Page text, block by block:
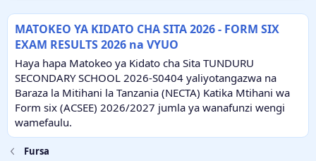
h
o
r
a
t
i
n
d
a
t
e
MATOKEO YA KIDATO CHA SITA 2026 - FORM SIX
EXAM RESULTS 2026 na VYUO
Haya hapa Matokeo ya Kidato cha Sita TUNDURU
SECONDARY SCHOOL 2026-S0404 yaliyotangazwa na
Baraza la Mitihani la Tanzania (NECTA) Katika Mtihani wa
Form six (ACSEE) 2026/2027 jumla ya wanafunzi wengi
wamefaulu.
Fursa